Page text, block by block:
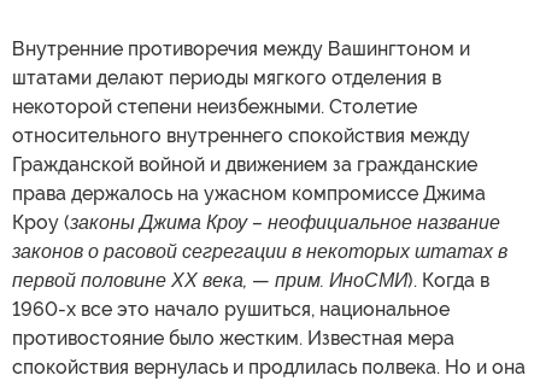
Внутренние противоречия между Вашингтоном и
штатами делают периоды мягкого отделения в
некоторой степени неизбежными. Столетие
относительного внутреннего спокойствия между
Гражданской войной и движением за гражданские
права держалось на ужасном компромиссе Джима
Кроу (законы Джима Кроу – неофициальное название
законов о расовой сегрегации в некоторых штатах в
первой половине ХХ века, — прим. ИноСМИ). Когда в
1960-х все это начало рушиться, национальное
противостояние было жестким. Известная мера
спокойствия вернулась и продлилась полвека. Но и она